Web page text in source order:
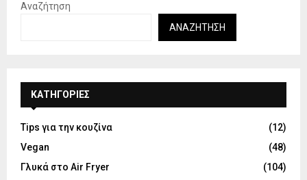
Αναζήτηση
ΑΝΑΖΉΤΗΣΗ
KΑΤΗΓΟΡΊΕΣ
Tips για την κουζίνα
(12)
Vegan
(48)
Γλυκά στο Air Fryer
(104)